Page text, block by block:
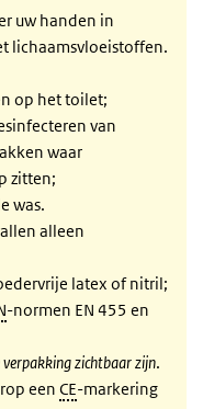
uw handen in
lichaamsvloeistoffen.
op het toilet;
van
waar
zitten;
was.
alleen
latex of nitril;
-normen EN 455 en
verpakking zichtbaar zijn.
een CE-markering